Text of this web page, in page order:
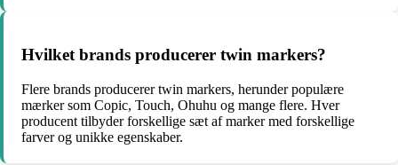
Hvilket brands producerer twin markers?
Flere brands producerer twin markers, herunder populære
mærker som Copic, Touch, Ohuhu og mange flere. Hver
producent tilbyder forskellige sæt af marker med forskellige
farver og unikke egenskaber.